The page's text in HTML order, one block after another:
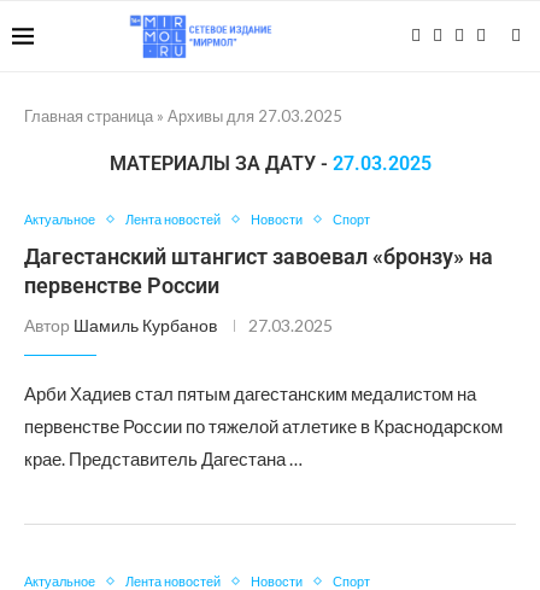
Главная страница » Архивы для 27.03.2025
МАТЕРИАЛЫ ЗА ДАТУ - 27.03.2025
Актуальное Лента новостей Новости Спорт
Дагестанский штангист завоевал «бронзу» на
первенстве России
Автор Шамиль Курбанов 27.03.2025
Арби Хадиев стал пятым дагестанским медалистом на
первенстве России по тяжелой атлетике в Краснодарском
крае. Представитель Дагестана …
Актуальное Лента новостей Новости Спорт